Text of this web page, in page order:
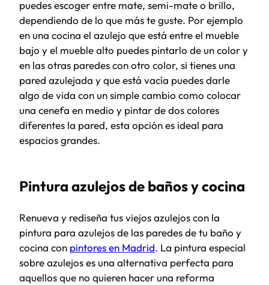
puedes escoger entre mate, semi-mate o brillo,
dependiendo de lo que más te guste. Por ejemplo
en una cocina el azulejo que está entre el mueble
bajo y el mueble alto puedes pintarlo de un color y
en las otras paredes con otro color, si tienes una
pared azulejada y que está vacía puedes darle
algo de vida con un simple cambio como colocar
una cenefa en medio y pintar de dos colores
diferentes la pared, esta opción es ideal para
espacios grandes.
Pintura azulejos de baños y cocina
Renueva y rediseña tus viejos azulejos con la
pintura para azulejos de las paredes de tu baño y
cocina con pintores en Madrid. La pintura especial
sobre azulejos es una alternativa perfecta para
aquellos que no quieren hacer una reforma